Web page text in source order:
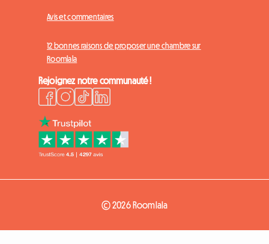
Avis et commentaires
12 bonnes raisons de proposer une chambre sur
Roomlala
Rejoignez notre communauté !
© 2026 Roomlala